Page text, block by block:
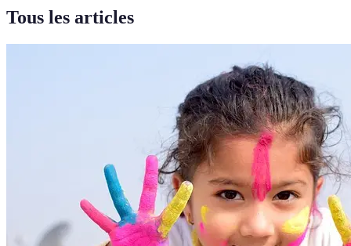
Tous les articles